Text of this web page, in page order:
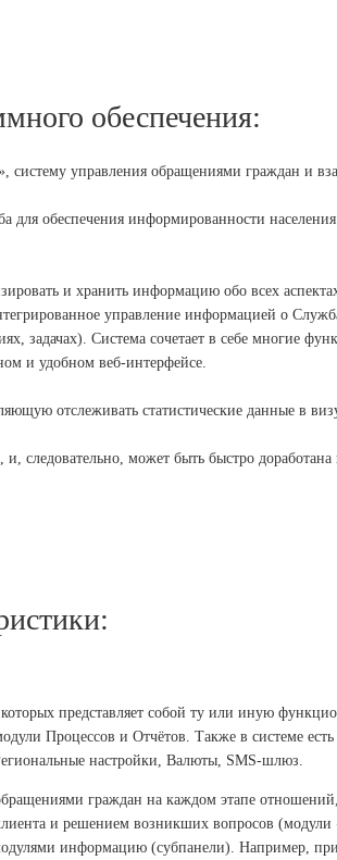
обеспечения:
управления обращениями граждан и
для обеспечения информированности
и хранить информацию обо всех
управление информацией о
задачах). Система сочетает в себе многие
и удобном веб-интерфейсе.
отслеживать статистические данные в
и, следовательно, может быть быстро
представляет собой ту или иную
Процессов и Отчётов. Также в системе
настройки, Валюты, SMS-шлюз.
граждан на каждом этапе
и решением возникших вопросов
информацию (субпанели). Например,